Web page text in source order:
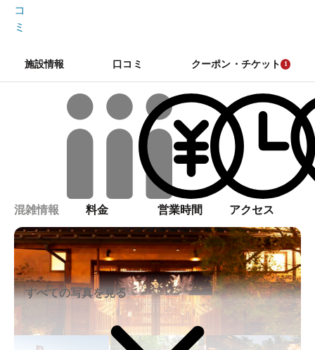
コ
ミ
施設情報 口コミ クーポン・チケット 1
混雑情報 料金 営業時間 アクセス
すべての写真を見る